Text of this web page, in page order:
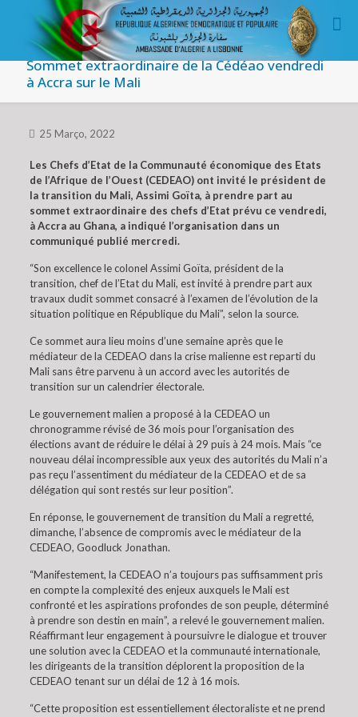
Sommet extraordinaire de la Cédéao vendredi
à Accra sur le Mali
25 Março, 2022
Les Chefs d’Etat de la Communauté économique des Etats
de l’Afrique de l’Ouest (CEDEAO) ont invité le président de
la transition du Mali, Assimi Goïta, à prendre part au
sommet extraordinaire des chefs d’Etat prévu ce vendredi,
à Accra au Ghana, a indiqué l’organisation dans un
communiqué publié mercredi.
“Son excellence le colonel Assimi Goïta, président de la
transition, chef de l’Etat du Mali, est invité à prendre part aux
travaux dudit sommet consacré à l’examen de l’évolution de la
situation politique en République du Mali”, selon la source.
Ce sommet aura lieu moins d’une semaine après que le
médiateur de la CEDEAO dans la crise malienne est reparti du
Mali sans être parvenu à un accord avec les autorités de
transition sur un calendrier électorale.
Le gouvernement malien a proposé à la CEDEAO un
chronogramme révisé de 36 mois pour l’organisation des
élections avant de réduire le délai à 29 puis à 24 mois. Mais “ce
nouveau délai incompressible aux yeux des autorités du Mali n’a
pas reçu l’assentiment du médiateur de la CEDEAO et de sa
délégation qui sont restés sur leur position”.
En réponse, le gouvernement de transition du Mali a regretté,
dimanche, l’absence de compromis avec le médiateur de la
CEDEAO, Goodluck Jonathan.
“Manifestement, la CEDEAO n’a toujours pas suffisamment pris
en compte la complexité des enjeux auxquels le Mali est
confronté et les aspirations profondes de son peuple, déterminé
à prendre son destin en main”, a relevé le gouvernement malien.
Réaffirmant leur engagement à poursuivre le dialogue et trouver
une solution avec la CEDEAO et la communauté internationale,
les dirigeants de la transition déplorent la proposition de la
CEDEAO tenant sur un délai de 12 à 16 mois.
“Cette proposition est essentiellement électoraliste et ne prend